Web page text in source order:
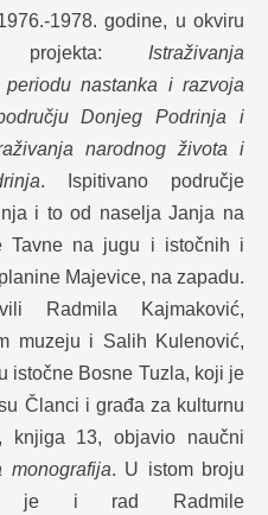
1978. godine, u okviru
projekta: Istraživanja
nastanka i razvoja
Donjeg Podrinja i
narodnog života i
. Ispitivano područje
i to od naselja Janja na
Tavne na jugu i istočnih i
Majevice, na zapadu.
Radmila Kajmaković,
muzeju i Salih Kulenović,
istočne Bosne Tuzla, koji je
Članci i građa za kulturnu
knjiga 13, objavio naučni
monografija. U istom broju
je i rad Radmile